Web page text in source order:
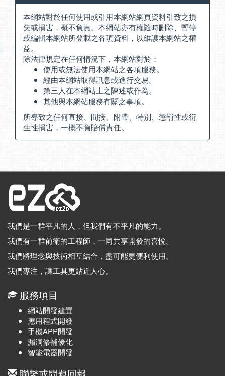
本網站對於任何使用或引用本網站網頁資料引致之損
失或損害，概不負責。本網站亦有權隨時刪除、暫停
或編輯本網站所登載之各項資料，以維護本網站之權
益。
除法律規定在任何情況下，本網站對於：
使用或無法使用本網站之各項服務。
經由本網站取得訊息或進行交易。
第三人在本網站上之陳述或作為。
其他與本網站服務有關之事項。
所導致之任何直接、間接、附帶、特別、懲罰性或衍
生性損害，一概不負賠償責任。
我們是一群平凡的人，但我們有不平凡的能力。
我們有一群前衛的工程師，一同共享開發的喜悅。
我們將理念與技術相互結合，盡可能更便利使用。
我們專注，讓工具更貼近人心。
服務項目
網站開發建置
應用程式開發
手機APP開發
漏洞修補優化
智能電器開發